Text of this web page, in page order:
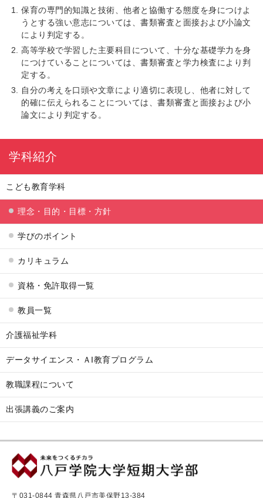
保育の専門的知識と技術、他者と協働する態度を身につけよ
うとする強い意志については、書類審査と面接および小論文
により判定する。
高等学校で学習した主要科目について、十分な基礎学力を身
につけていることについては、書類審査と学力検査により判
定する。
自分の考えを口頭や文章により適切に表現し、他者に対して
的確に伝えられることについては、書類審査と面接および小
論文により判定する。
学科紹介
こども教育学科
理念・目的・目標・方針
学びのポイント
カリキュラム
資格・免許取得一覧
教員一覧
介護福祉学科
データサイエンス・ＡI教育プログラム
教職課程について
出張講義のご案内
〒031-0844 青森県八戸市美保野13-384